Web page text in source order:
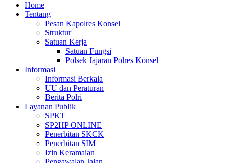
Home
Tentang
Pesan Kapolres Konsel
Struktur
Satuan Kerja
Satuan Fungsi
Polsek Jajaran Polres Konsel
Informasi
Informasi Berkala
UU dan Peraturan
Berita Polri
Layanan Publik
SPKT
SP2HP ONLINE
Penerbitan SKCK
Penerbitan SIM
Izin Keramaian